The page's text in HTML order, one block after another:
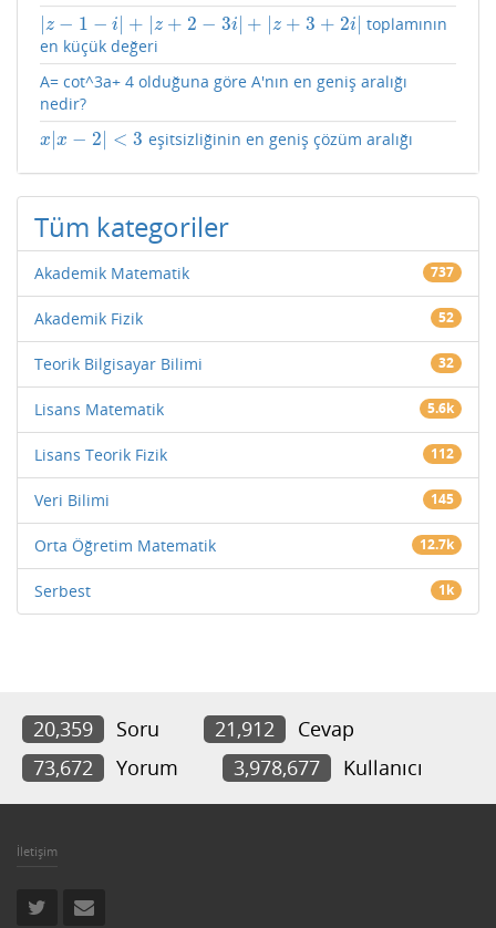
|z − 1 − i| + |z + 2 − 3i| + |z + 3 + 2i|
|z −1 −i |+|z +2− 3i|+| z +3+2i|
toplamının
en küçük değeri
A= cot^3a+ 4 olduğuna göre A'nın en geniş aralığı
nedir?
x x − 2 < 3
x| x− 2| <3 eşitsizliğinin en geniş çözüm aralığı
Tüm kategoriler
Akademik Matematik 737
Akademik Fizik 52
Teorik Bilgisayar Bilimi 32
Lisans Matematik 5.6k
Lisans Teorik Fizik 112
Veri Bilimi 145
Orta Öğretim Matematik 12.7k
Serbest 1k
20,359 Soru 21,912
Cevap
73,672
Yorum 3,978,677 Kullanıcı
İletişim